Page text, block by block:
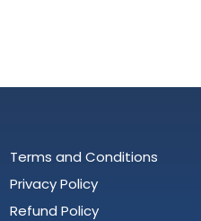
Terms and Conditions
Privacy Policy
Refund Policy